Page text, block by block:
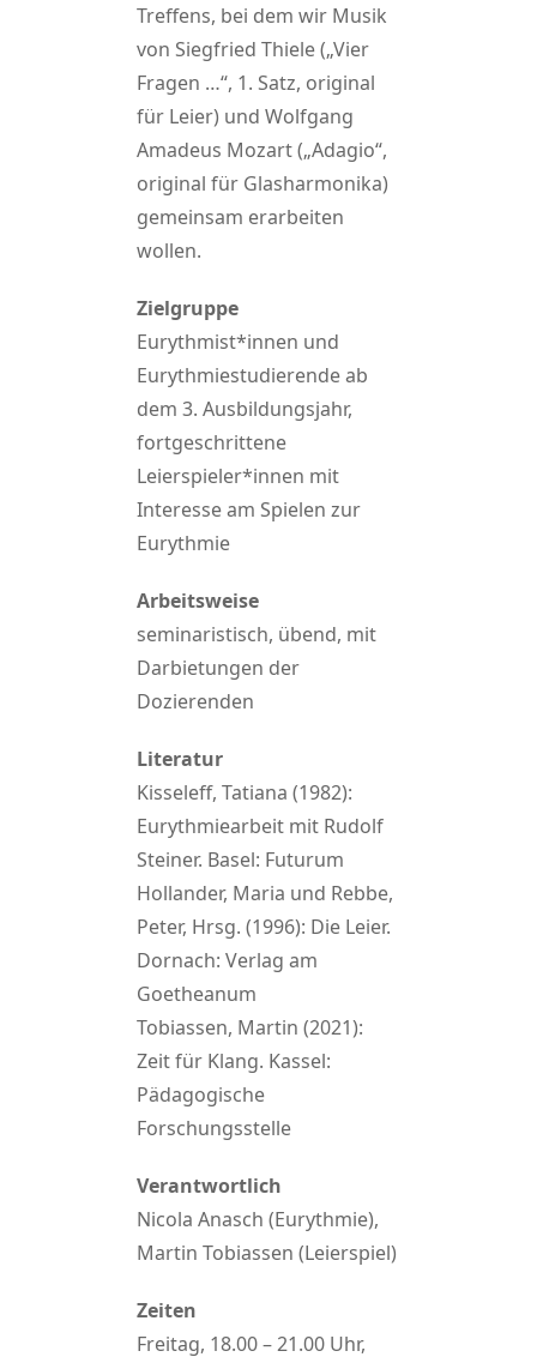
Treffens, bei dem wir Musik
von Siegfried Thiele („Vier
Fragen …“, 1. Satz, original
für Leier) und Wolfgang
Amadeus Mozart („Adagio“,
original für Glasharmonika)
gemeinsam erarbeiten
wollen.
Zielgruppe
Eurythmist*innen und
Eurythmiestudierende ab
dem 3. Ausbildungsjahr,
fortgeschrittene
Leierspieler*innen mit
Interesse am Spielen zur
Eurythmie
Arbeitsweise
seminaristisch, übend, mit
Darbietungen der
Dozierenden
Literatur
Kisseleff, Tatiana (1982):
Eurythmiearbeit mit Rudolf
Steiner. Basel: Futurum
Hollander, Maria und Rebbe,
Peter, Hrsg. (1996): Die Leier.
Dornach: Verlag am
Goetheanum
Tobiassen, Martin (2021):
Zeit für Klang. Kassel:
Pädagogische
Forschungsstelle
Verantwortlich
Nicola Anasch (Eurythmie),
Martin Tobiassen (Leierspiel)
Zeiten
Freitag, 18.00 – 21.00 Uhr,